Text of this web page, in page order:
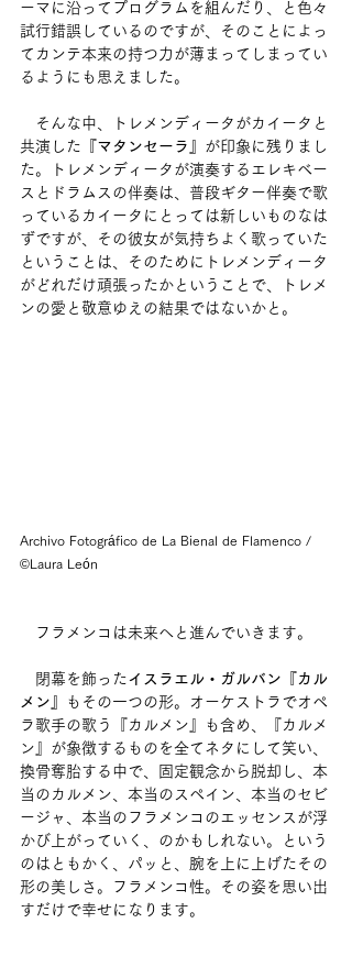
ーマに沿ってプログラムを組んだり、と色々
試行錯誤しているのですが、そのことによっ
てカンテ本来の持つ力が薄まってしまってい
るようにも思えました。
そんな中、トレメンディータがカイータと
共演した 『マタンセーラ』 が印象に残りまし
た。トレメンディータが演奏するエレキベー
スとドラムスの伴奏は、普段ギター伴奏で歌
っているカイータにとっては新しいものなは
ずですが、その彼女が気持ちよく歌っていた
ということは、そのためにトレメンディータ
がどれだけ頑張ったかということで、トレメ
ンの愛と敬意ゆえの結果ではないかと。
Archivo Fotográfico de La Bienal de Flamenco /
©Laura León
フラメンコは未来へと進んでいきます。
閉幕を飾ったイスラエル・ガルバン『カル
メン』
もその一つの形。オーケストラでオペ
ラ歌手の歌う『カルメン』も含め、『カルメ
ン』が象徴するものを全てネタにして笑い、
換骨奪胎する中で、固定観念から脱却し、本
当のカルメン、本当のスペイン、本当のセビ
ージャ、本当のフラメンコのエッセンスが浮
かび上がっていく、のかもしれない。という
のはともかく、パッと、腕を上に上げたその
形の美しさ。フラメンコ性。その姿を思い出
すだけで幸せになります。